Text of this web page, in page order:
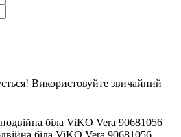
Використовуйте звичайний
біла ViKO Vera 90681056